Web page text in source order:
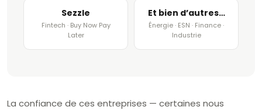
Sezzle
Fintech · Buy Now Pay
Later
Et bien d’autres…
Énergie · ESN · Finance ·
Industrie
La confiance de ces entreprises — certaines nous